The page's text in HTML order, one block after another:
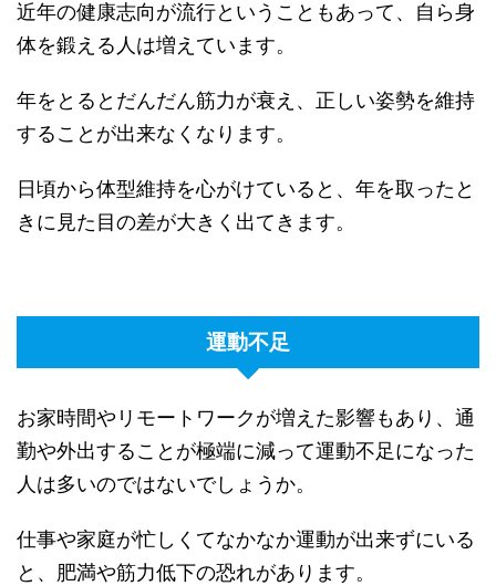
近年の健康志向が流行ということもあって、自ら身
体を鍛える人は増えています。
年をとるとだんだん筋力が衰え、正しい姿勢を維持
することが出来なくなります。
日頃から体型維持を心がけていると、年を取ったと
きに見た目の差が大きく出てきます。
運動不足
お家時間やリモートワークが増えた影響もあり、通
勤や外出することが極端に減って運動不足になった
人は多いのではないでしょうか。
仕事や家庭が忙しくてなかなか運動が出来ずにいる
と、肥満や筋力低下の恐れがあります。